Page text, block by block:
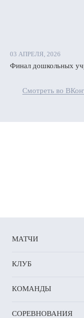
03 АПРЕЛЯ, 2026
Финал дошкольных
Смотреть во
МАТЧИ
КЛУБ
КОМАНДЫ
СОРЕВНОВАНИЯ